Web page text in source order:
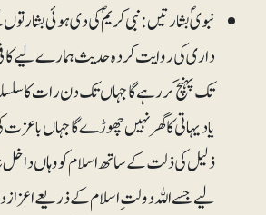
نبویؐ بشارتیں: نبی کریمؐ کی دی ہوئی
داری کی روایت کردہ حدیث ہمارے لیے
تک پہنچ کر رہے گا جہاں تک دن رات کا سلسلہ
یا دیہاتی کا گھر نہیں چھوڑے گا جہاں
ذلیل کی ذلت کے ساتھ اسلام کو وہاں
لیے جسے اللہ دولت ِ اسلام کے ذریعے